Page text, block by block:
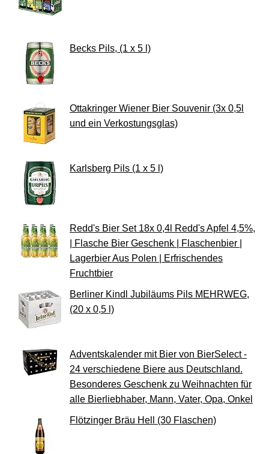
Becks Pils, (1 x 5 l)
Ottakringer Wiener Bier Souvenir (3x 0,5l
und ein Verkostungsglas)
Karlsberg Pils (1 x 5 l)
Redd's Bier Set 18x 0,4l Redd's Apfel 4,5%,
| Flasche Bier Geschenk | Flaschenbier |
Lagerbier Aus Polen | Erfrischendes
Fruchtbier
Berliner Kindl Jubiläums Pils MEHRWEG,
(20 x 0,5 l)
Adventskalender mit Bier von BierSelect -
24 verschiedene Biere aus Deutschland.
Besonderes Geschenk zu Weihnachten für
alle Bierliebhaber, Mann, Vater, Opa, Onkel
Flötzinger Bräu Hell (30 Flaschen)